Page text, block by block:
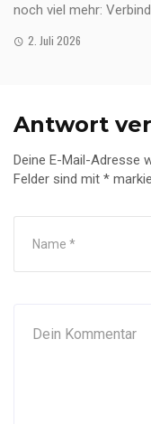
noch viel mehr:
2. Juli 2026
Antwort
Deine E-Mail-Adresse
Felder sind mit *